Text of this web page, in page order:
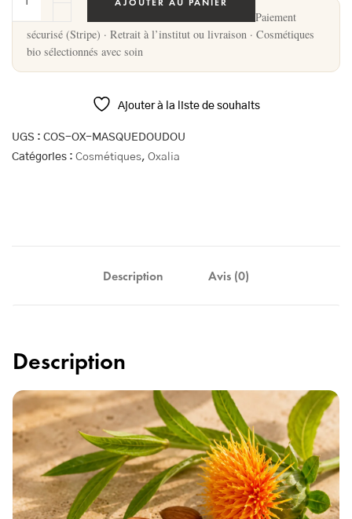
Paiement
sécurisé (Stripe) · Retrait à l’institut ou livraison · Cosmétiques
bio sélectionnés avec soin
Ajouter à la liste de souhaits
UGS : COS-OX-MASQUEDOUDOU
Catégories : Cosmétiques, Oxalia
Description Avis (0)
Description